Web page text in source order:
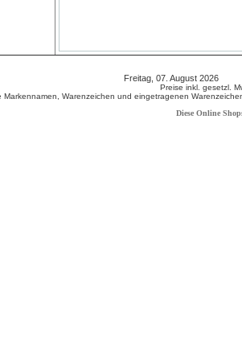
Freitag, 07. August 2026
Preise inkl. gesetzl.
Markennamen, Warenzeichen und eingetragenen
Diese Online